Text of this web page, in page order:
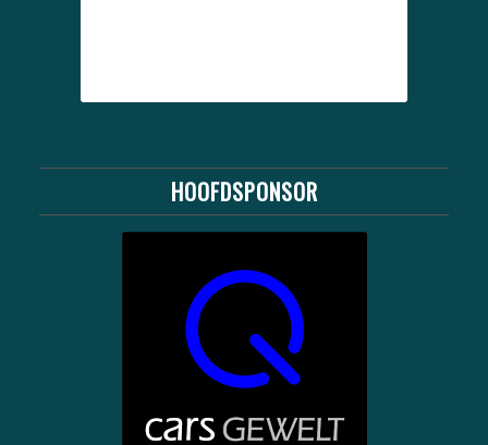
HOOFDSPONSOR